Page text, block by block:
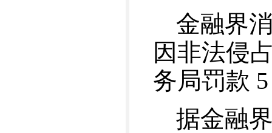
金融界
因非法侵
务局罚款
据金融